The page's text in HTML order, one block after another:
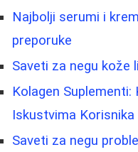
Najbolji serumi i
preporuke
Saveti za negu kože
Kolagen
Iskustvima Korisnika
Saveti za negu